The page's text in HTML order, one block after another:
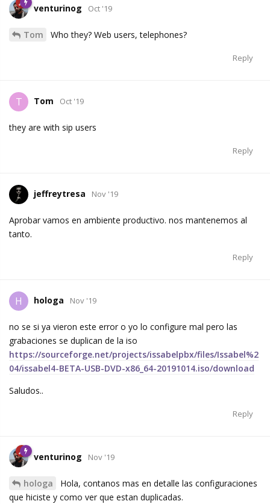
venturinog Oct '19
Tom Who they? Web users, telephones?
Reply
T Tom Oct '19
they are with sip users
Reply
jeffreytresa Nov '19
Aprobar vamos en ambiente productivo. nos mantenemos al
tanto.
Reply
H hologa Nov '19
no se si ya vieron este error o yo lo configure mal pero las
grabaciones se duplican de la iso
https://sourceforge.net/projects/issabelpbx/files/Issabel%2
04/issabel4-BETA-USB-DVD-x86_64-20191014.iso/download
Saludos..
Reply
venturinog Nov '19
hologa
Hola, contanos mas en detalle las configuraciones
que hiciste y como ver que estan duplicadas.